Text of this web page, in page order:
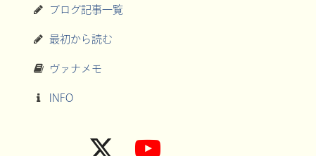
ブログ記事一覧
最初から読む
ヴァナメモ
INFO